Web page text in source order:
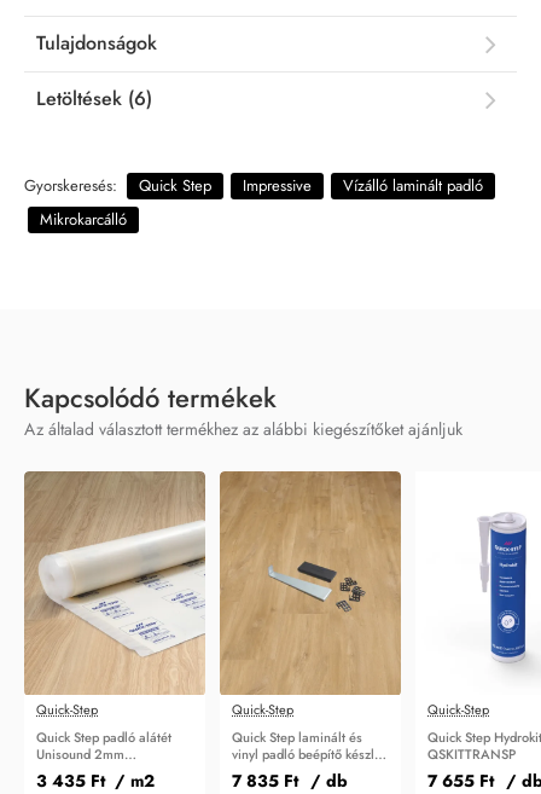
Tulajdonságok
Letöltések (6)
Gyorskeresés: Quick Step Impressive
Vízálló laminált padló
Mikrokarcálló
Kapcsolódó termékek
Az általad választott termékhez az alábbi kiegészítőket ajánljuk
Quick-Step
Quick Step padló alátét
Unisound 2mm
QSUDLDRUCO15
3 435 Ft / m2
Quick-Step
Quick Step laminált és
vinyl padló beépítő készlet
QSTOOLA
7 835 Ft / db
Quick-Step
Quick Step Hydrokit
QSKITTRANSP
7 655 Ft /